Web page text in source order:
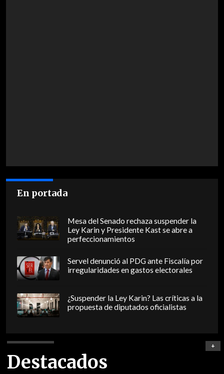
En portada
Mesa del Senado rechaza suspender la
Ley Karin y Presidente Kast se abre a
perfeccionamientos
Servel denunció al PDG ante Fiscalía por
irregularidades en gastos electorales
¿Suspender la Ley Karin? Las críticas a la
propuesta de diputados oficialistas
Destacados
+